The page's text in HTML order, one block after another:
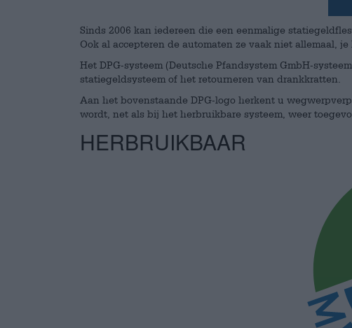
Sinds 2006 kan iedereen die een eenmalige
Ook al accepteren de automaten ze vaak niet allemaal,
Het DPG-systeem (Deutsche Pfandsystem GmbH-
statiegeldsysteem of het retourneren van drankkratten.
Aan het bovenstaande DPG-logo herkent u
wordt, net als bij het herbruikbare systeem, weer
HERBRUIKBAAR